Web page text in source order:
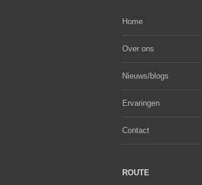
Home
Over ons
Nieuws/blogs
Ervaringen
Contact
ROUTE